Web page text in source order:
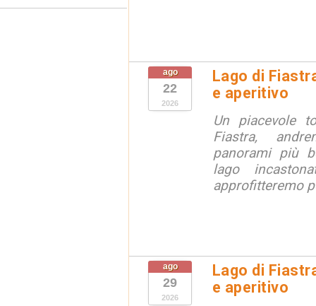
ago
22
2026
Lago di
e aperitivo
Un piacevole
Fiastra,
panorami più
lago
approfitteremo
ago
29
2026
Lago di
e aperitivo